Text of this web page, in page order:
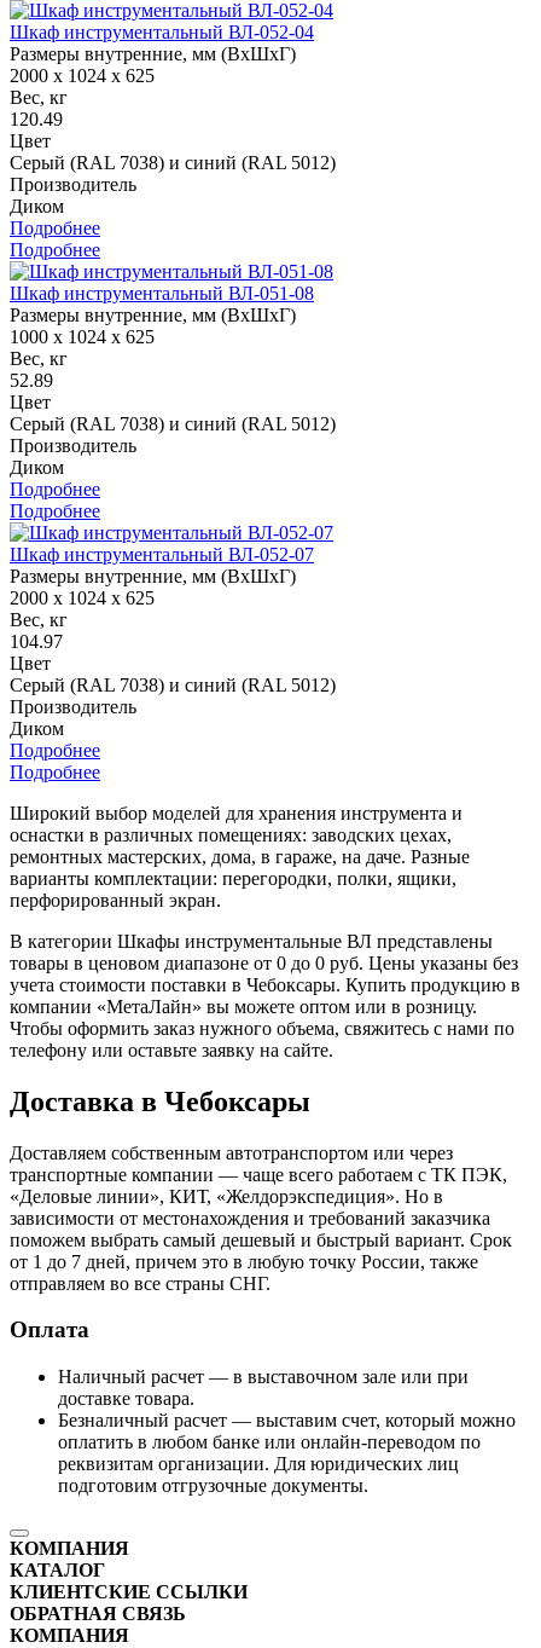
Шкаф инструментальный ВЛ-052-04
Размеры внутренние, мм (ВхШхГ)
2000 x 1024 x 625
Вес, кг
120.49
Цвет
Серый (RAL 7038) и синий (RAL 5012)
Производитель
Диком
Подробнее
Подробнее
Шкаф инструментальный ВЛ-051-08
Размеры внутренние, мм (ВхШхГ)
1000 x 1024 x 625
Вес, кг
52.89
Цвет
Серый (RAL 7038) и синий (RAL 5012)
Производитель
Диком
Подробнее
Подробнее
Шкаф инструментальный ВЛ-052-07
Размеры внутренние, мм (ВхШхГ)
2000 x 1024 x 625
Вес, кг
104.97
Цвет
Серый (RAL 7038) и синий (RAL 5012)
Производитель
Диком
Подробнее
Подробнее
Широкий выбор моделей для хранения инструмента и
оснастки в различных помещениях: заводских цехах,
ремонтных мастерских, дома, в гараже, на даче. Разные
варианты комплектации: перегородки, полки, ящики,
перфорированный экран.
В категории Шкафы инструментальные ВЛ представлены
товары в ценовом диапазоне от 0 до 0 руб. Цены указаны без
учета стоимости поставки в Чебоксары. Купить продукцию в
компании «МетаЛайн» вы можете оптом или в розницу.
Чтобы оформить заказ нужного объема, свяжитесь с нами по
телефону или оставьте заявку на сайте.
Доставка в Чебоксары
Доставляем собственным автотранспортом или через
транспортные компании — чаще всего работаем с ТК ПЭК,
«Деловые линии», КИТ, «Желдорэкспедиция». Но в
зависимости от местонахождения и требований заказчика
поможем выбрать самый дешевый и быстрый вариант. Срок
от 1 до 7 дней, причем это в любую точку России, также
отправляем во все страны СНГ.
Оплата
Наличный расчет — в выставочном зале или при
доставке товара.
Безналичный расчет — выставим счет, который можно
оплатить в любом банке или онлайн-переводом по
реквизитам организации. Для юридических лиц
подготовим отгрузочные документы.
КОМПАНИЯ
КАТАЛОГ
КЛИЕНТСКИЕ ССЫЛКИ
ОБРАТНАЯ СВЯЗЬ
КОМПАНИЯ